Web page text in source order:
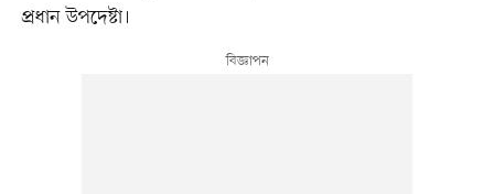
প্রধান উপদেষ্টা।